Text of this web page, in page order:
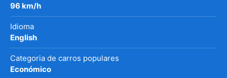
96 km/h
Idioma
English
Categoria de carros populares
Económico